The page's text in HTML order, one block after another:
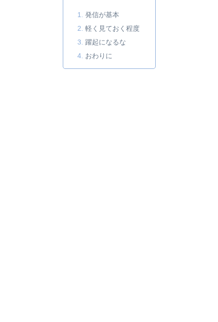
発信が基本
軽く見ておく程度
躍起になるな
おわりに